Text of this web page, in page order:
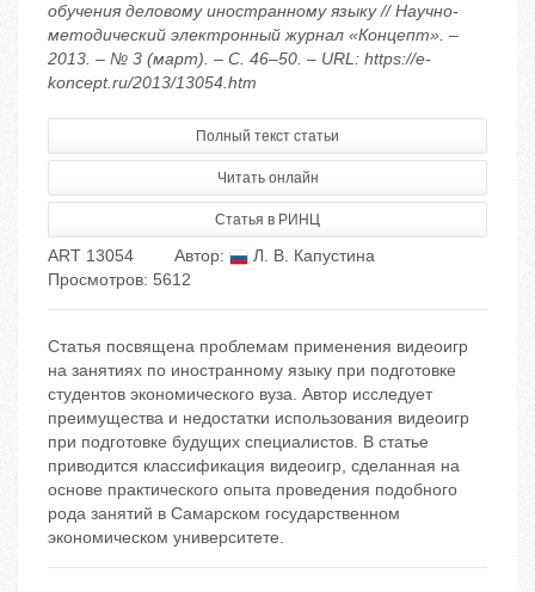
обучения деловому иностранному языку // Научно-
методический электронный журнал «Концепт». –
2013. – № 3 (март). – С. 46–50. – URL: https://e-
koncept.ru/2013/13054.htm
Полный текст статьи
Читать онлайн
Статья в РИНЦ
ART 13054 Автор:
Л. В. Капустина
Просмотров: 5612
Статья посвящена проблемам применения видеоигр
на занятиях по иностранному языку при подготовке
студентов экономического вуза. Автор исследует
преимущества и недостатки использования видеоигр
при подготовке будущих специалистов. В статье
приводится классификация видеоигр, сделанная на
основе практического опыта проведения подобного
рода занятий в Самарском государственном
экономическом университете.